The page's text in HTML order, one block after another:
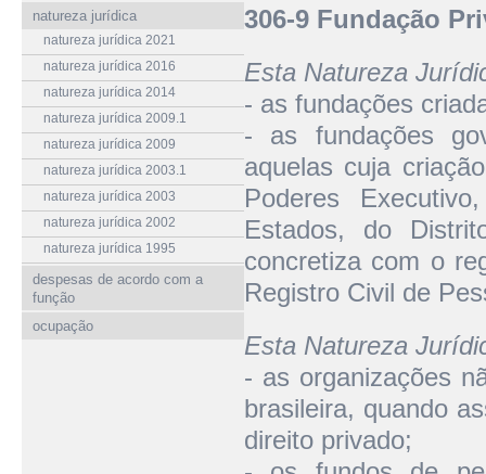
natureza jurídica
natureza jurídica 2021
natureza jurídica 2016
natureza jurídica 2014
natureza jurídica 2009.1
natureza jurídica 2009
natureza jurídica 2003.1
natureza jurídica 2003
natureza jurídica 2002
natureza jurídica 1995
despesas de acordo com a
função
ocupação
306-9 Fundação
Esta Natureza
- as fundações
- as fundações
aquelas cuja
Poderes
Estados, do
concretiza com o
Registro Civil de
Esta Natureza
- as organizações
brasileira, quando
direito privado;